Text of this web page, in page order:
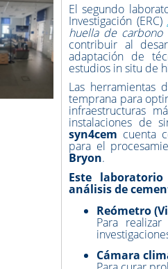
El segundo
Investigación (ERC)
huella de carbono
contribuir al
adaptación de
estudios in situ de
Las herramientas
temprana para
infraestructuras
instalaciones de
syn4cem cuenta
para el
Bryon.
Este
análisis de
Reómetro
Para
Cámara